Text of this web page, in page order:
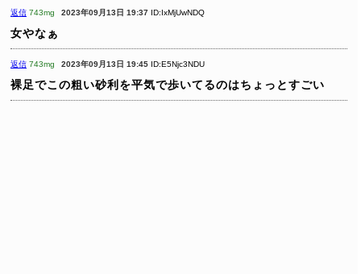
返信 743mg 2023年09月13日 19:37 ID:IxMjUwNDQ
女やなぁ
返信 743mg 2023年09月13日 19:45 ID:E5Njc3NDU
裸足でこの粗い砂利を平気で歩いてるのはちょっとすごい